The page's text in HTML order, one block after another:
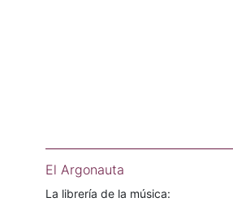
El Argonauta
La librería de la música: